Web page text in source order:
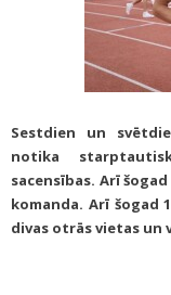
Sestdien un
notika
sacensības. Arī
komanda. Arī šogad
divas otrās vietas un